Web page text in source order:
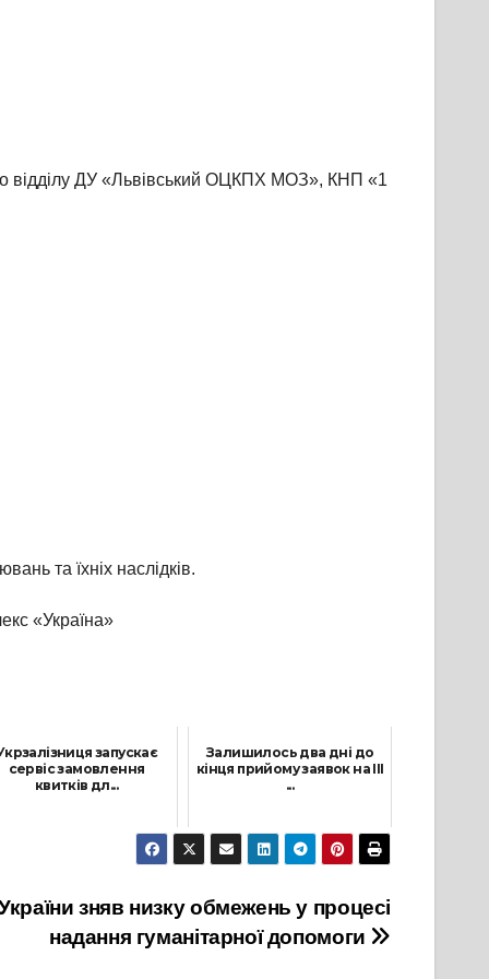
відділу ДУ «Львівський ОЦКПХ МОЗ», КНП «1
та їхніх наслідків.
«Україна»
запускає
сервіс замовлення
квитків дл...
Залишилось два дні до
кінця прийому заявок на ІІІ
...
3 Липня, 2024
України зняв низку обмежень у процесі
надання гуманітарної допомоги